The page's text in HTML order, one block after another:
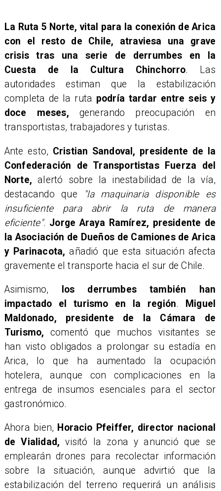
La Ruta 5 Norte, vital para la conexión de Arica
con el resto de Chile, atraviesa una grave
crisis tras una serie de derrumbes en la
Cuesta de la Cultura Chinchorro. Las
autoridades estiman que la estabilización
completa de la ruta podría tardar entre seis y
doce meses, generando preocupación en
transportistas, trabajadores y turistas.
Ante esto, Cristian Sandoval, presidente de la
Confederación de Transportistas Fuerza del
Norte, alertó sobre la inestabilidad de la vía,
destacando que
"la maquinaria disponible es
insuficiente para abrir la ruta de manera
eficiente". Jorge Araya Ramírez, presidente de
la Asociación de Dueños de Camiones de Arica
y Parinacota, añadió que esta situación afecta
gravemente el transporte hacia el sur de Chile.
Asimismo,
los derrumbes también han
impactado el turismo en la región.
Miguel
Maldonado, presidente de la Cámara de
Turismo, comentó que muchos visitantes se
han visto obligados a prolongar su estadía en
Arica, lo que ha aumentado la ocupación
hotelera, aunque con complicaciones en la
entrega de insumos esenciales para el sector
gastronómico.
Ahora bien, Horacio Pfeiffer, director nacional
de Vialidad,visitó la zona y anunció que se
emplearán drones para recolectar información
sobre la situación, aunque advirtió que la
estabilización del terreno requerirá un análisis